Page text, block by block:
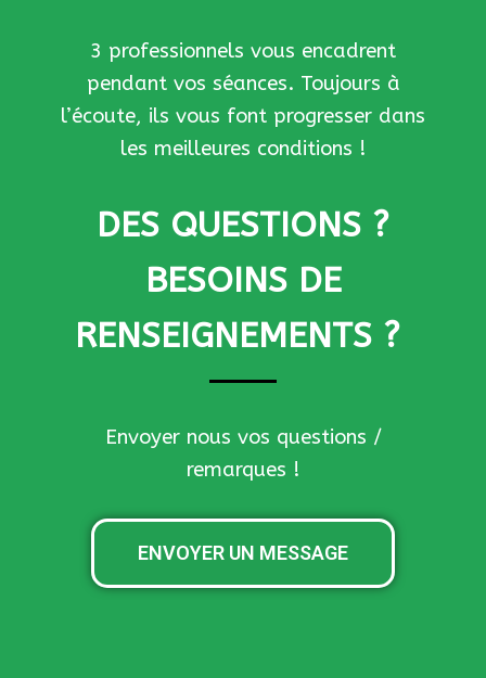
3 professionnels vous encadrent
pendant vos séances. Toujours à
l’écoute, ils vous font progresser dans
les meilleures conditions !
DES QUESTIONS ?
BESOINS DE
RENSEIGNEMENTS ?
Envoyer nous vos questions /
remarques !
ENVOYER UN MESSAGE